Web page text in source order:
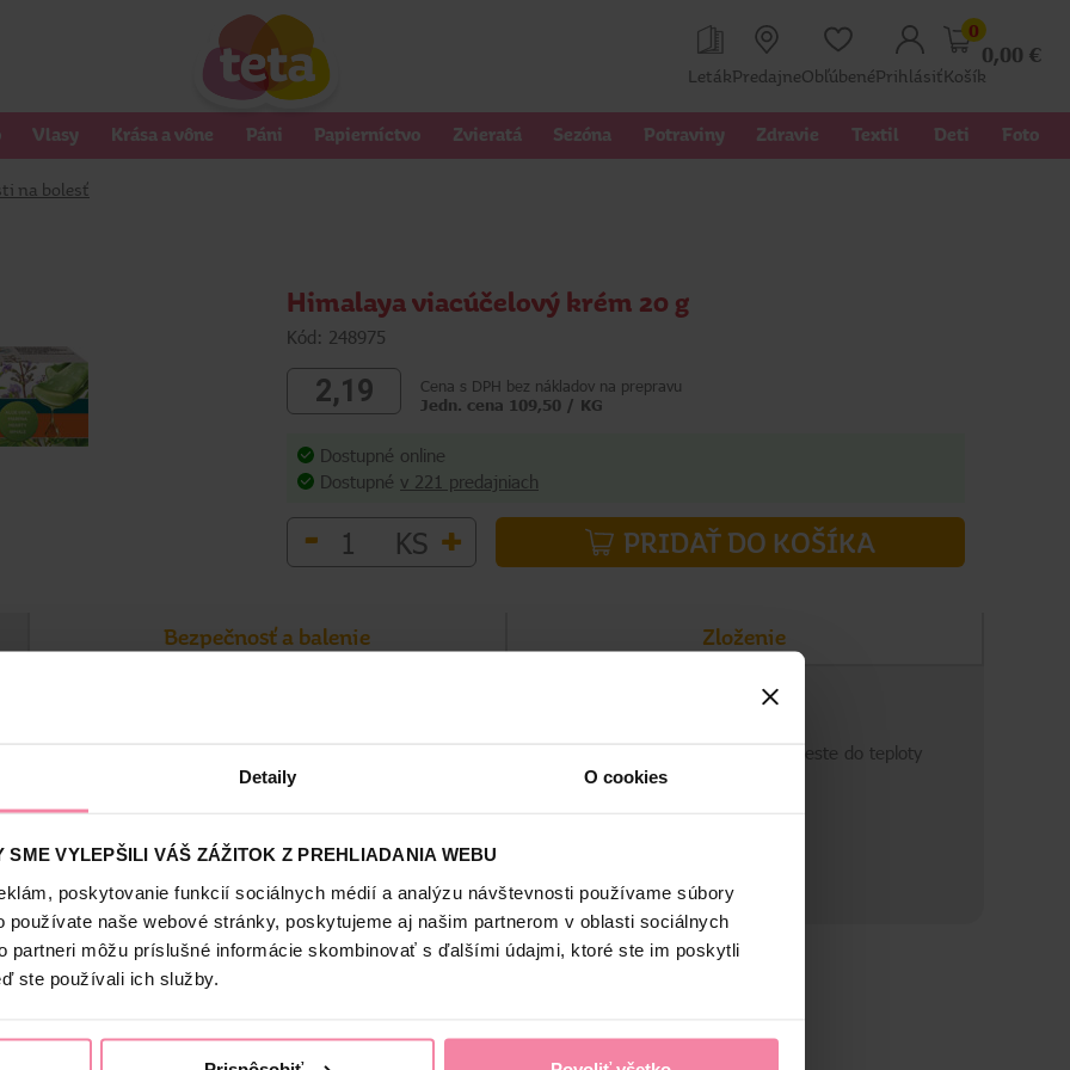
Detaily O cookies
SME VYLEPŠILI VÁŠ ZÁŽITOK Z PREHLIADANIA WEBU
poskytovanie funkcií sociálnych médií a analýzu návštevnosti používame súbory
používate naše webové stránky, poskytujeme aj našim partnerom v oblasti sociálnych
partneri môžu príslušné informácie skombinovať s ďalšími údajmi, ktoré ste im poskytli
ste používali ich služby.
LetákPredajneObľúbenéPrihlásiť
0
0,00 €
Košík
Vlasy Krása a vône Páni Papierníctvo Zvieratá Sezóna Potraviny Zdravie Textil Deti Foto
na bolesť
Himalaya viacúčelový krém 20 g
Kód: 248975
2,19
Cena s DPH bez nákladov na prepravu
Jedn. cena 109,50 / KG
Dostupné online
Dostupné v 221 predajniach
- KS + PRIDAŤ DO KOŠÍKA
pokožku. Krém upokojuje, chráni a udržiava pokožku v
upokojujúce a antibakteriálne vlastnosti. Výťažky z Rubia
pokožky. Kľúčové zložky: Aloe Vera, Vitex negundo,
Skladujte na suchom a chladnom mieste do teploty
Bezpečnosť a balenie Zloženie